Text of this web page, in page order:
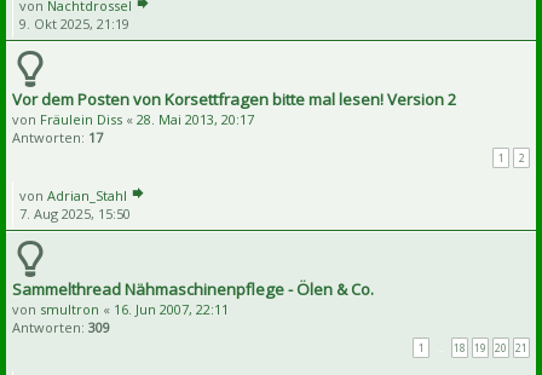
von Nachtdrossel
9. Okt 2025, 21:19
Vor dem Posten von Korsettfragen bitte mal lesen! Version 2
von Fräulein Diss « 28. Mai 2013, 20:17
Antworten: 17
1 2
von Adrian_Stahl
7. Aug 2025, 15:50
Sammelthread Nähmaschinenpflege - Ölen & Co.
von smultron « 16. Jun 2007, 22:11
Antworten: 309
1 18 19 20 21